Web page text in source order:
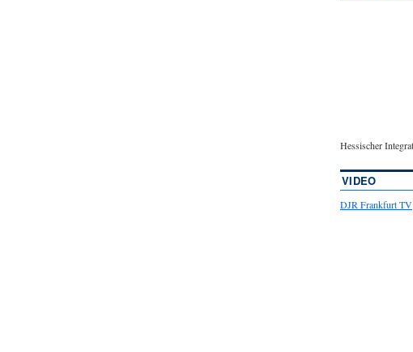
Hessischer
VIDEO
DJR Frankfurt TV